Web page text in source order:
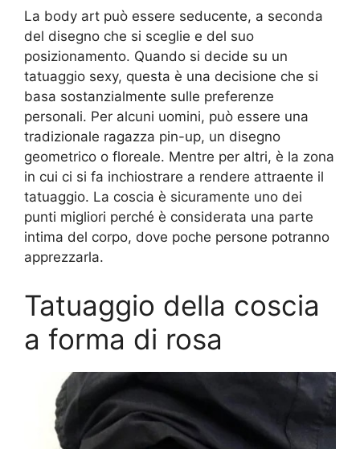
La body art può essere seducente, a seconda
del disegno che si sceglie e del suo
posizionamento. Quando si decide su un
tatuaggio sexy, questa è una decisione che si
basa sostanzialmente sulle preferenze
personali. Per alcuni uomini, può essere una
tradizionale ragazza pin-up, un disegno
geometrico o floreale. Mentre per altri, è la zona
in cui ci si fa inchiostrare a rendere attraente il
tatuaggio. La coscia è sicuramente uno dei
punti migliori perché è considerata una parte
intima del corpo, dove poche persone potranno
apprezzarla.
Tatuaggio della coscia
a forma di rosa